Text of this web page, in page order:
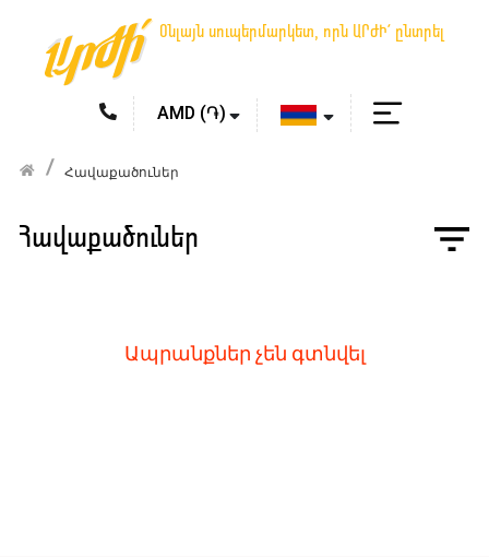
Օնլայն սուպերմարկետ, որն ԱՐԺԻ՛ ընտրել
Հավաքածուներ
Հավաքածուներ
Ապրանքներ չեն գտնվել